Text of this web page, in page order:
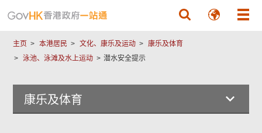
主页 本港居民 文化、康乐及运动
康乐及体育
泳池、泳滩及水上运动
潜水安全提示
康乐及体育